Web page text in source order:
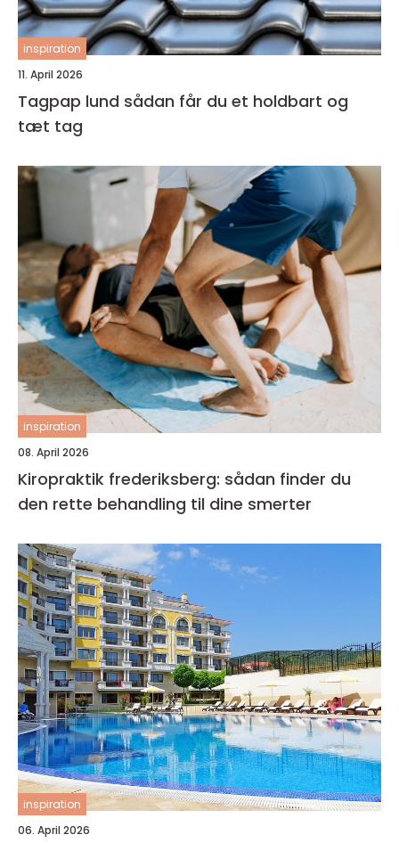
inspiration
11. April 2026
Tagpap lund sådan får du et holdbart og
tæt tag
inspiration
08. April 2026
Kiropraktik frederiksberg: sådan finder du
den rette behandling til dine smerter
inspiration
06. April 2026